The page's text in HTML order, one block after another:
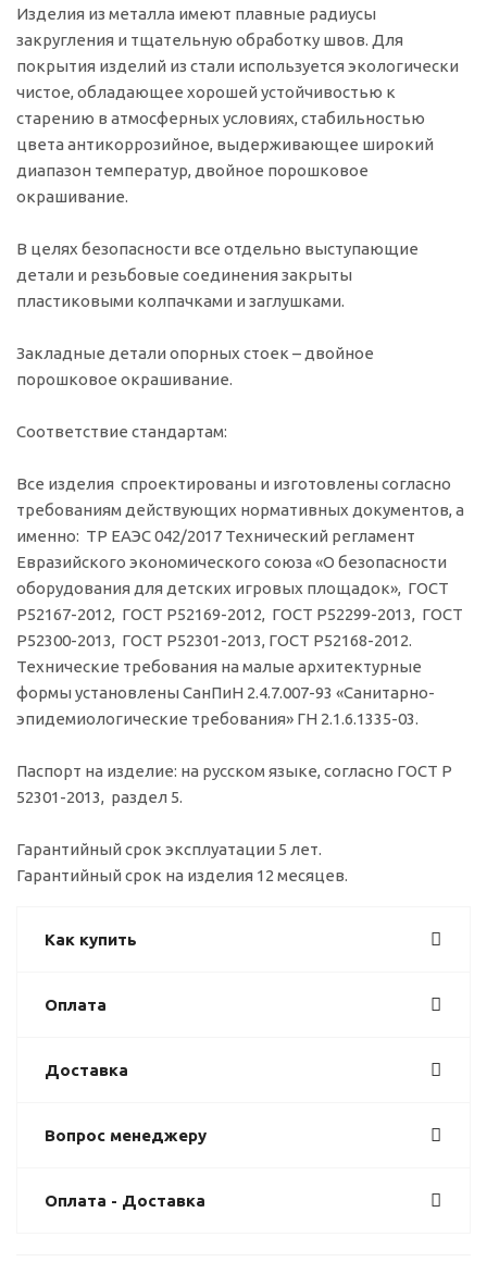
Изделия из металла имеют плавные радиусы
закругления и тщательную обработку швов. Для
покрытия изделий из стали используется экологически
чистое, обладающее хорошей устойчивостью к
старению в атмосферных условиях, стабильностью
цвета антикоррозийное, выдерживающее широкий
диапазон температур, двойное порошковое
окрашивание.
В целях безопасности все отдельно выступающие
детали и резьбовые соединения закрыты
пластиковыми колпачками и заглушками.
Закладные детали опорных стоек – двойное
порошковое окрашивание.
Соответствие стандартам:
Все изделия спроектированы и изготовлены согласно
требованиям действующих нормативных документов, а
именно: ТР ЕАЭС 042/2017 Технический регламент
Евразийского экономического союза «О безопасности
оборудования для детских игровых площадок», ГОСТ
Р52167-2012, ГОСТ Р52169-2012, ГОСТ Р52299-2013, ГОСТ
Р52300-2013, ГОСТ Р52301-2013, ГОСТ Р52168-2012.
Технические требования на малые архитектурные
формы установлены СанПиН 2.4.7.007-93 «Санитарно-
эпидемиологические требования» ГН 2.1.6.1335-03.
Паспорт на изделие: на русском языке, согласно ГОСТ Р
52301-2013, раздел 5.
Гарантийный срок эксплуатации 5 лет.
Гарантийный срок на изделия 12 месяцев.
Как купить
Оплата
Доставка
Вопрос менеджеру
Оплата - Доставка